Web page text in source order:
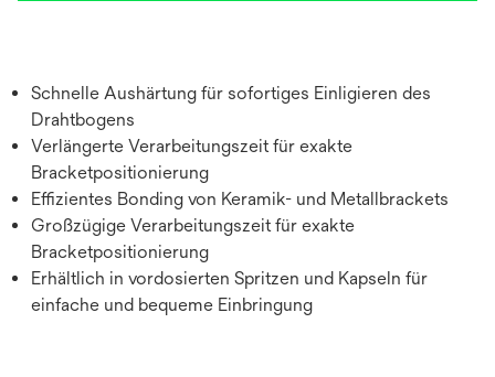
Schnelle Aushärtung für sofortiges Einligieren des
Drahtbogens
Verlängerte Verarbeitungszeit für exakte
Bracketpositionierung
Effizientes Bonding von Keramik- und Metallbrackets
Großzügige Verarbeitungszeit für exakte
Bracketpositionierung
Erhältlich in vordosierten Spritzen und Kapseln für
einfache und bequeme Einbringung